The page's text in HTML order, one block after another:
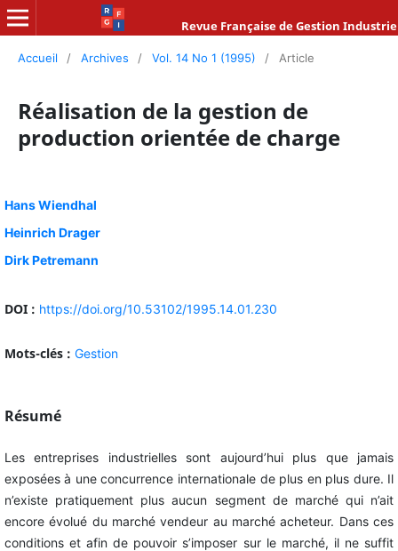
Revue Française de Gestion
Accueil / Archives / Vol. 14 No 1 (1995) / Article
Réalisation de la gestion de
production orientée de charge
Hans Wiendhal
Heinrich Drager
Dirk Petremann
DOI : https://doi.org/10.53102/1995.14.01.230
Mots-clés : Gestion
Résumé
Les entreprises industrielles sont aujourd’hui plus que jamais
exposées à une concurrence internationale de plus en plus dure. Il
n’existe pratiquement plus aucun segment de marché qui n’ait
encore évolué du marché vendeur au marché acheteur. Dans ces
conditions et afin de pouvoir s’imposer sur le marché, il ne suffit